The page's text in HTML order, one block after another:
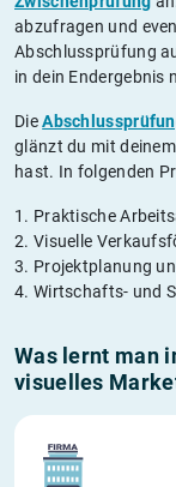
abzufragen und
Abschlussprüfung
in dein Endergebnis
Die
glänzt du mit
hast. In folgenden
1. Praktische
2. Visuelle
3. Projektplanung
4. Wirtschafts- und
Was lernt man
visuelles